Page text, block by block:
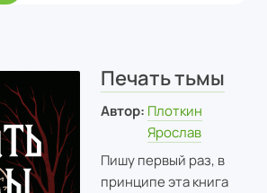
Печать тьмы
Автор: Плоткин
Ярослав
Пишу первый раз, в
принципе эта книга